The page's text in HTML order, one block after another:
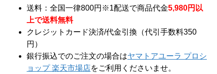
送料：全国一律800円※1配送で商品代金5,980円以
上で送料無料
クレジットカード決済/代金引換（代引手数料350
円）
銀行振込でのご注文の場合はヤマトアユーラ プロシ
ョップ 楽天市場店をご利用くださいませ。